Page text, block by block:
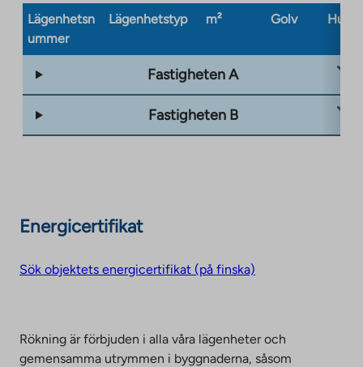
Lägenhetsn
ummer
Lägenhetstyp m² Golv
Fastigheten A
Fastigheten B
Energicertifikat
Sök objektets energicertifikat (på finska)
Rökning är förbjuden i alla våra lägenheter och
gemensamma utrymmen i byggnaderna, såsom